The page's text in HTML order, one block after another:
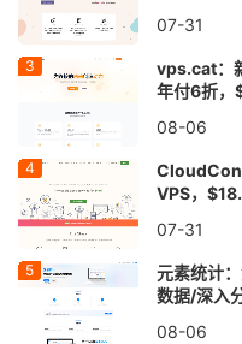
07-31
vps.cat：
年付6折，
08-06
VPS，
07-31
元素统计
数据/深入
08-06